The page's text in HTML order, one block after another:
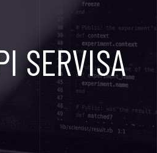
SERVISA